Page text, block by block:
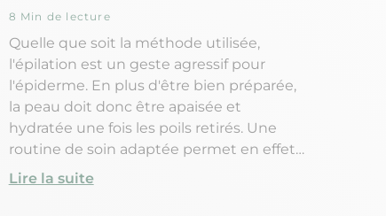
?
8 Min de lecture
Quelle que soit la méthode utilisée,
l'épilation est un geste agressif pour
l'épiderme. En plus d'être bien préparée,
la peau doit donc être apaisée et
hydratée une fois les poils retirés. Une
routine de soin adaptée permet en effet
de conserver une peau douce et lisse le
Lire la suite